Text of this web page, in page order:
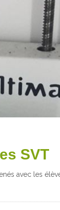
SVT
avec les